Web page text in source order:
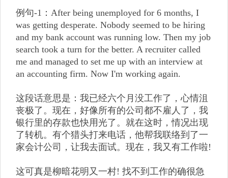
例句-1：After being unemployed for 6 months, I
was getting desperate. Nobody seemed to be hiring
and my bank account was running low. Then my job
search took a turn for the better. A recruiter called
me and managed to set me up with an interview at
an accounting firm. Now I'm working again.
这段话意思是：我已经六个月没工作了，心情沮
丧极了。现在，好像所有的公司都不雇人了，我
银行里的存款也快用光了。就在这时，情况出现
了转机。有个猎头打来电话，他帮我联络到了一
家会计公司，让我去面试。现在，我又有工作啦!
这可真是柳暗花明又一村! 找不到工作的确很急